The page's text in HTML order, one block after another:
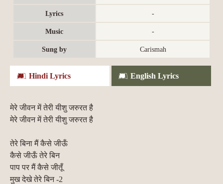
Lyrics -
Music -
Sung by Carismah
Hindi Lyrics English Lyrics
मेरे जीवन में तेरी यीशु जरुरत है
मेरे जीवन में तेरी यीशु जरुरत है
तेरे बिना मैं कैसे जीऊँ
कैसे जीऊँ तेरे बिन
पाप पर मैं कैसे जीतूँ
मुख देखे तेरे बिन -2